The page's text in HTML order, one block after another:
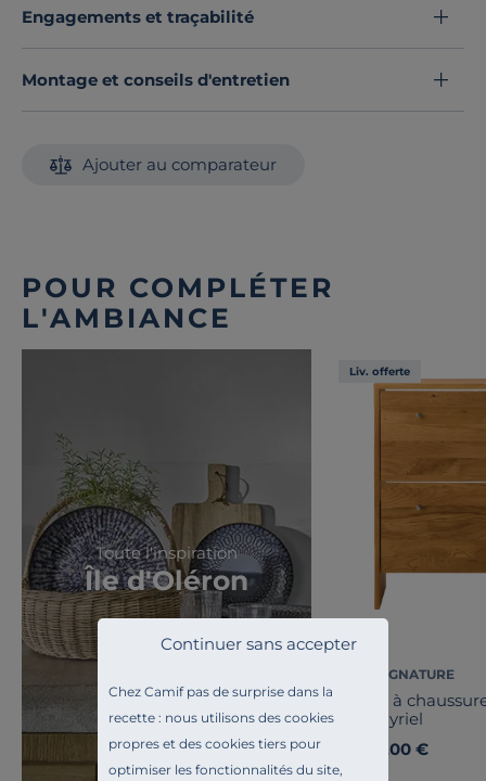
Chez Camif pas de surprise dans la
recette : nous utilisons des cookies
propres et des cookies tiers pour
optimiser les fonctionnalités du site,
Continuer sans accepter
Grâce à sa taille compacte, ce banc 1 place s'adapte
l'accent sur l'essentiel : une assise simple, élégante et
pratique.
mobilier à la foisminimaliste et chaleureux
Découvrez toute notre sélection :
Engagements et traçabilité
Montage et conseils d'entretien
Ajouter au comparateur
POUR COMPLÉTER
L'AMBIANCE
Toute l'inspiration
Île d'Oléron
Liv. offerte
CAMIF SIGNATURE
Meuble à
tiroirs Cyriel
649,00 €